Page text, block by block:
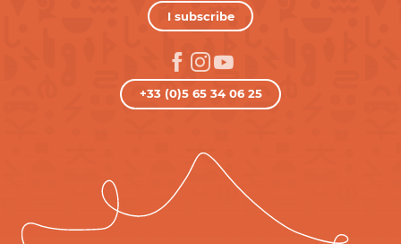
I subscribe
+33 (0)5 65 34 06 25